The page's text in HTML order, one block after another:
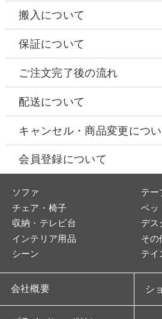
搬入について
保証について
ご注文完了後の流れ
配送について
キャンセル・商品変更につ
会員登録について
会社概要 シ
ソファ
テー
チェア・椅子
ベッ
収納・テレビ台
デス
インテリア用品
その
シーン
テイ